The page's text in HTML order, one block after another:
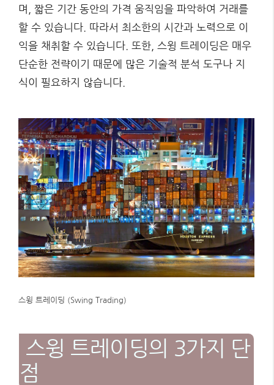
며, 짧은 기간 동안의 가격 움직임을 파악하여 거래를
할 수 있습니다. 따라서 최소한의 시간과 노력으로 이
익을 채취할 수 있습니다. 또한, 스윙 트레이딩은 매우
단순한 전략이기 때문에 많은 기술적 분석 도구나 지
식이 필요하지 않습니다.
스윙 트레이딩 (Swing Trading)
스윙 트레이딩의 3가지 단
점